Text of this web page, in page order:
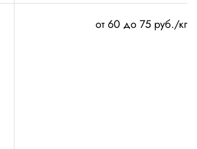
от 60 до 75 руб./кг